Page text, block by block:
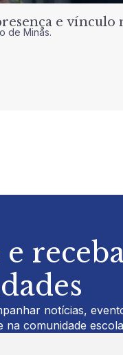
e vínculo
de Minas.
notícias,
comunidade